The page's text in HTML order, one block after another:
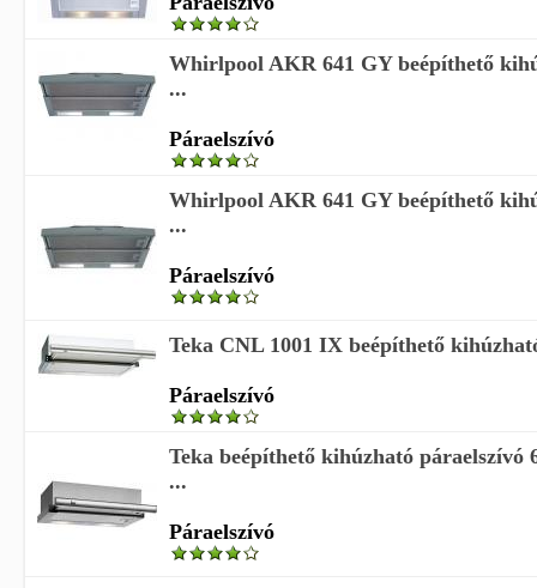
Whirlpool AKR 641 GY beépíthető
...
Páraelszívó
Whirlpool AKR 641 GY beépíthető
...
Páraelszívó
Teka CNL 1001 IX beépíthető
Páraelszívó
Teka beépíthető kihúzható páraelszívó
...
Páraelszívó